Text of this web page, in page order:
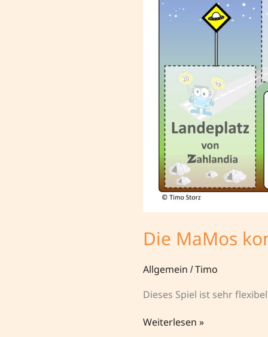
Die MaMos
Allgemein /Timo
Dieses Spiel ist sehr
Die
Weiterlesen »